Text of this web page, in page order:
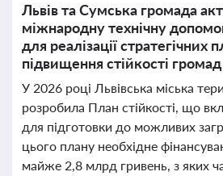
Львів та Сумська громада
міжнародну технічну
для реалізації стратегічних
підвищення стійкості
У 2026 році Львівська міська
розробила План стійкості, що
для підготовки до можливих
цього плану необхідне
майже 2,8 млрд гривень, з яких